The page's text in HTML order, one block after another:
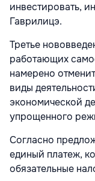
инвестировать,
Гаврилицэ.
Третье
работающих
намерено
виды
экономической
упрощенного
Согласно
единый платеж,
обязательные